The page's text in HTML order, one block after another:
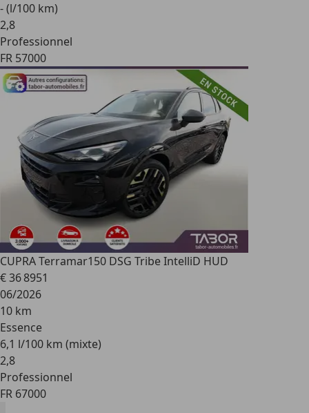
- (l/100 km)
2,8
Professionnel
FR 57000
CUPRA Terramar150 DSG Tribe IntelliD HUD
€ 36 8951
06/2026
10 km
Essence
6,1 l/100 km (mixte)
2,8
Professionnel
FR 67000